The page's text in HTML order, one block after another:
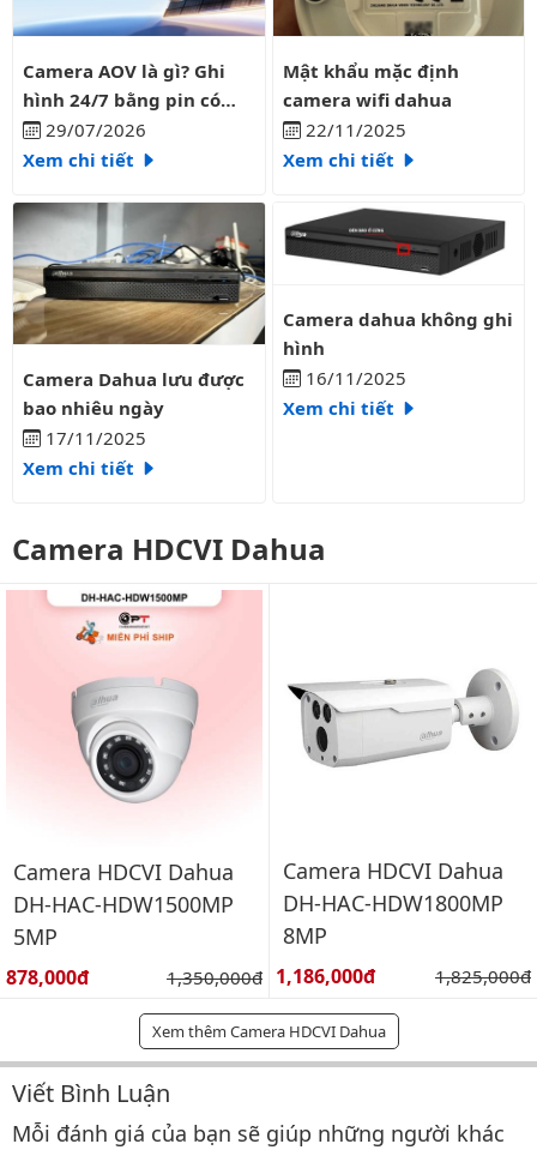
Camera AOV là gì? Ghi hình 24/7 bằng pin có liên tục?
Camera AOV là gì? Ghi
hình 24/7 bằng pin có
liên tục?
29/07/2026
Xem chi tiết
Mật khẩu mặc định camera
Mật khẩu mặc định
camera wifi dahua
22/11/2025
Xem chi tiết
Camera Dahua lưu được bao nhiêu ngày
Camera Dahua lưu được
bao nhiêu ngày
17/11/2025
Xem chi tiết
Camera dahua không ghi hình
Camera dahua không ghi
hình
16/11/2025
Xem chi tiết
Camera HDCVI Dahua
Camera HDCVI Dahua
DH-HAC-HDW1500MP
5MP
Giá bán:
878,000đ Giá gốc:
1,350,000đ
Camera HDCVI Dahua
DH-HAC-HDW1800MP
8MP
Giá bán:
1,186,000đ Giá gốc:
1,825,000đ
Xem thêm Camera HDCVI Dahua
Bình luận & Đánh giá
Viết Bình Luận
Mỗi đánh giá của bạn sẽ giúp những người khác